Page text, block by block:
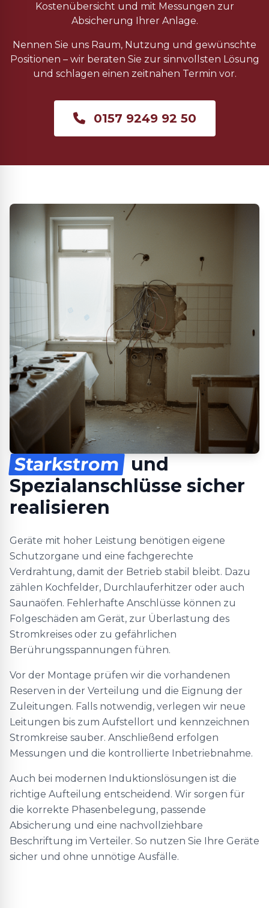
Kostenübersicht und mit Messungen zur
Absicherung Ihrer Anlage.
Nennen Sie uns Raum, Nutzung und gewünschte
Positionen – wir beraten Sie zur sinnvollsten Lösung
und schlagen einen zeitnahen Termin vor.
0157 9249 92 50
Starkstrom
und
Spezialanschlüsse sicher
realisieren
Geräte mit hoher Leistung benötigen eigene
Schutzorgane und eine fachgerechte
Verdrahtung, damit der Betrieb stabil bleibt. Dazu
zählen Kochfelder, Durchlauferhitzer oder auch
Saunaöfen. Fehlerhafte Anschlüsse können zu
Folgeschäden am Gerät, zur Überlastung des
Stromkreises oder zu gefährlichen
Berührungsspannungen führen.
Vor der Montage prüfen wir die vorhandenen
Reserven in der Verteilung und die Eignung der
Zuleitungen. Falls notwendig, verlegen wir neue
Leitungen bis zum Aufstellort und kennzeichnen
Stromkreise sauber. Anschließend erfolgen
Messungen und die kontrollierte Inbetriebnahme.
Auch bei modernen Induktionslösungen ist die
richtige Aufteilung entscheidend. Wir sorgen für
die korrekte Phasenbelegung, passende
Absicherung und eine nachvollziehbare
Beschriftung im Verteiler. So nutzen Sie Ihre Geräte
sicher und ohne unnötige Ausfälle.